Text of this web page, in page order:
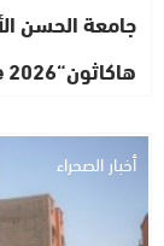
جامعة الحسن
هاكاثون“InnoVenture 2026” لتعزيز الابتكار…
أخبار الصحراء